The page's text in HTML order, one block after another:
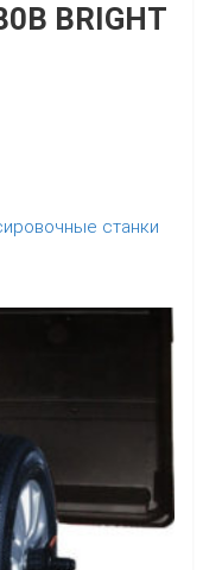
BRIGHT
станки